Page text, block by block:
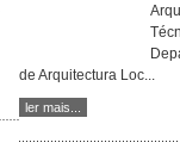
de Arquitectura Loc...
ler mais...